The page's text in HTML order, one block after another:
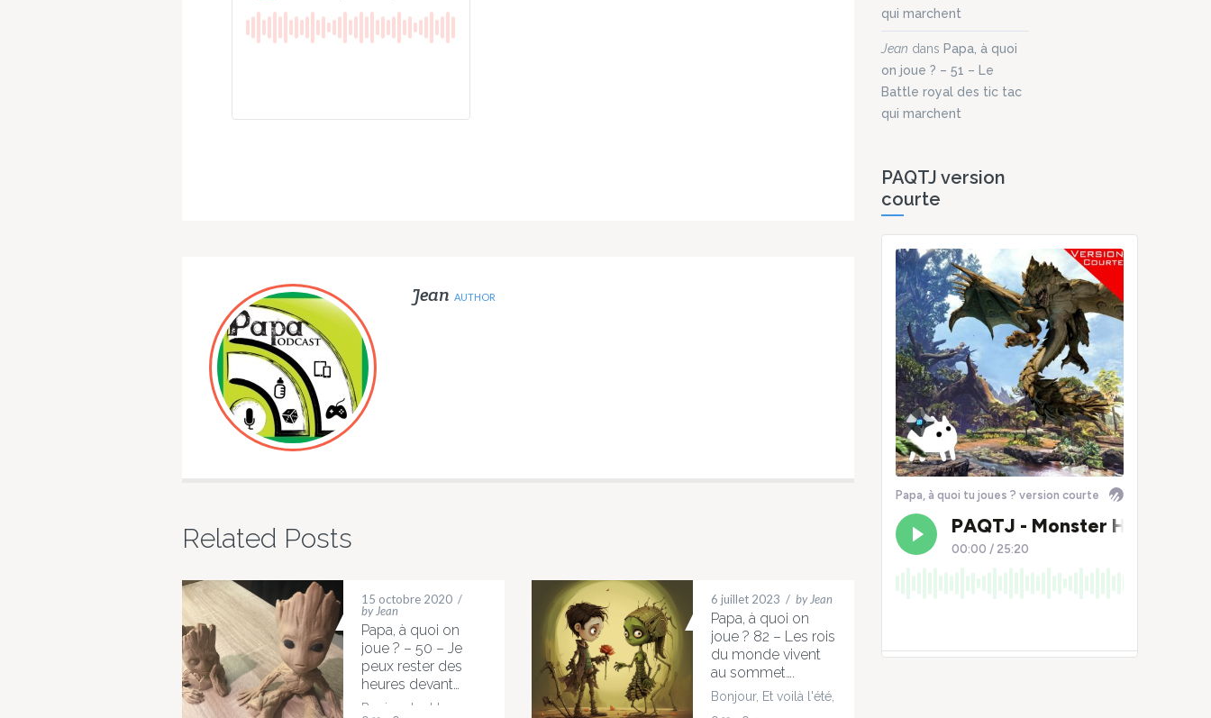
Jean AUTHOR
Related Posts
15 octobre 2020 /
by Jean
Papa, à quoi on
joue ? – 50 – Je
peux rester des
heures devant…
Bonjour tout le
6 juillet 2023 / by Jean
Papa, à quoi on
joue ? 82 – Les rois
du monde vivent
au sommet….
Bonjour, Et voilà l'été,
qui marchent
Jean dans Papa, à quoi
on joue ? – 51 – Le
Battle royal des tic tac
qui marchent
PAQTJ version
courte